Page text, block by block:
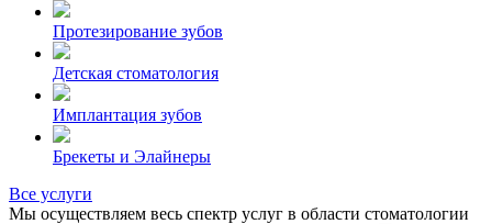
Протезирование зубов
Детская стоматология
Имплантация зубов
Брекеты и Элайнеры
Все услуги
Мы осуществляем весь спектр услуг в области стоматологии